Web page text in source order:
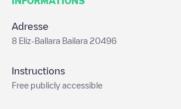
Adresse
8 Eliz-Ballara Bailara 20496
Instructions
Free publicly accessible